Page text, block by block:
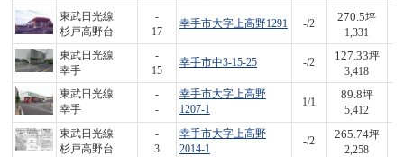
東武日光線
杉戸高野台
-
17
幸手市大字上高野1291 -/2
270.5坪
1,331
東武日光線
幸手
-
15
幸手市中3-15-25 -/2
127.33坪
3,418
東武日光線
幸手
-
-
幸手市大字上高野
1207-1
1/1
89.8坪
5,412
東武日光線
杉戸高野台
-
3
幸手市大字上高野
2014-1
-/2
265.74坪
2,258